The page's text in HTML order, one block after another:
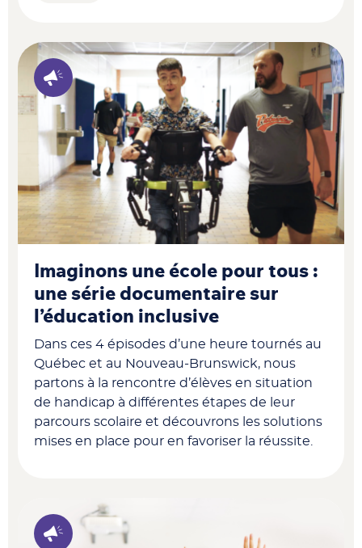
Imaginons une école pour tous :
une série documentaire sur
l’éducation inclusive
Dans ces 4 épisodes d’une heure tournés au
Québec et au Nouveau-Brunswick, nous
partons à la rencontred’élèves en situation
de handicap à différentes étapes de leur
parcours scolaire et découvrons les solutions
mises en place pour en favoriser la réussite.